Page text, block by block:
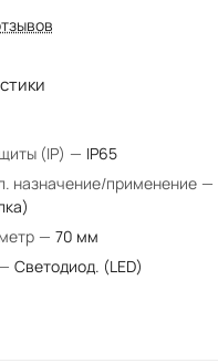
(IP) — IP65
назначение/применение —
— 70 мм
— Светодиод. (LED)